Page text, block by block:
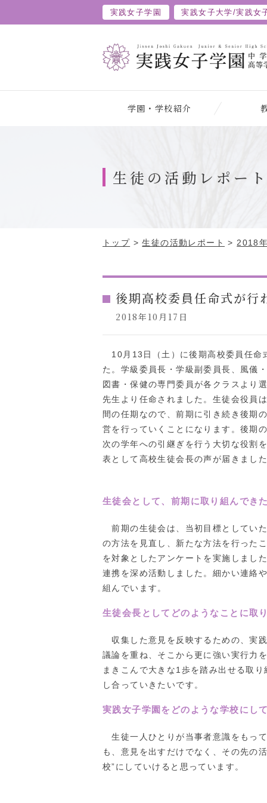
実践女子学園 実践女子大学/実践女
学園・学校紹介
生徒の活動レポート
トップ >生徒の活動レポート > 2018
後期高校委員任命式が行
2018年10月17日
10月13日（土）に後期高校委員任命
た。学級委員長・学級副委員長、風儀
図書・保健の専門委員が各クラスより
先生より任命されました。生徒会役員
間の任期なので、前期に引き続き後期
営を行っていくことになります。後期の
次の学年への引継ぎを行う大切な役割
表として高校生徒会長の声が届きました
生徒会として、前期に取り組んでき
前期の生徒会は、当初目標としてい
の方法を見直し、新たな方法を行った
を対象としたアンケートを実施しまし
連携を深め活動しました。細かい連絡
組んでいます。
生徒会長としてどのようなことに取
収集した意見を反映するための、実
議論を重ね、そこから更に強い実行力
まきこんで大きな1歩を踏み出せる取
し合っていきたいです。
実践女子学園をどのような学校にし
生徒一人ひとりが当事者意識をもっ
も、意見を出すだけでなく、その先の
校”にしていけると思っています。